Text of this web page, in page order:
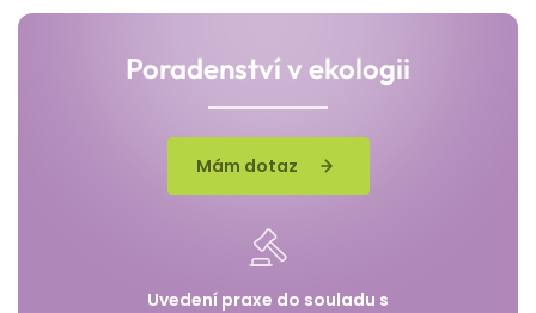
Poradenství v ekologii
Mám dotaz
Uvedení praxe do souladu s